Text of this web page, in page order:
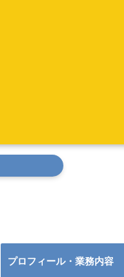
プロフィール・業務内容